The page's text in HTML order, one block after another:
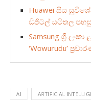
Huawei සිය
ඩිජිටල් යටිතල
Samsung ශ්‍රී
‘Wowurudu’
AI ARTIFICIAL